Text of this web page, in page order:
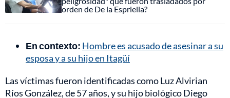
orden de De la Espriella?
En contexto: Hombre es acusado de asesinar a su
esposa y a su hijo en Itagüí
Las víctimas fueron identificadas como Luz Alvirian
Ríos González, de 57 años, y su hijo biológico Diego